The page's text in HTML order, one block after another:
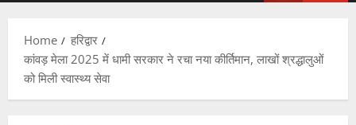
Home
हरिद्वार
कांवड़ मेला 2025 में धामी सरकार ने रचा नया कीर्तिमान, लाखों श्रद्धालुओं
को मिली स्वास्थ्य सेवा